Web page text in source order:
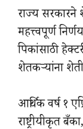
राज्य सरकारने
महत्त्वपूर्ण
पिकांसाठी
शेतकऱ्यांना
आर्थिक वर्ष १
राष्ट्रीयीकृत